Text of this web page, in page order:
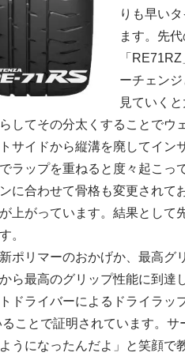
りも早い
ます。先
「
ーチェン
見ていく
してその分太くすることでウ
サイドから縦溝を廃してイン
ラップを重ねると度々起こっ
に合わせて骨格も変更されて
上がっています。結果として
。
ポリマーのおかげか、最高グ
ら最高のグリップ性能に到達
ドライバーによるドライラッ
ことで証明されています。サ
うになったんだよ」と笑顔で